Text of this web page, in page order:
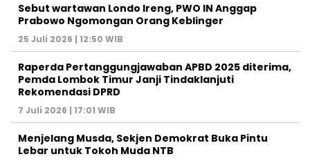
Sebut wartawan Londo Ireng, PWO IN Anggap
Prabowo Ngomongan Orang Keblinger
25 Juli 2026 | 12:50 WIB
Raperda Pertanggungjawaban APBD 2025 diterima,
Pemda Lombok Timur Janji Tindaklanjuti
Rekomendasi DPRD
7 Juli 2026 | 17:01 WIB
Menjelang Musda, Sekjen Demokrat Buka Pintu
Lebar untuk Tokoh Muda NTB